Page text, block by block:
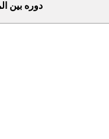
دوره بین